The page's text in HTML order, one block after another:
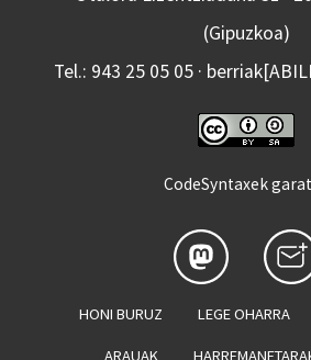
(Gipuzkoa)
Tel.: 943 25 05 05 ·
CodeSyntaxek
HONI BURUZ LEGE OHARRA